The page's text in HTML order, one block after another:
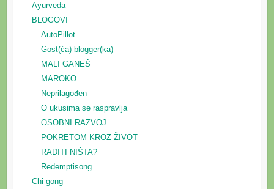
Ayurveda
BLOGOVI
AutoPillot
Gost(ća) blogger(ka)
MALI GANEŠ
MAROKO
Neprilagođen
O ukusima se raspravlja
OSOBNI RAZVOJ
POKRETOM KROZ ŽIVOT
RADITI NIŠTA?
Redemptisong
Chi gong